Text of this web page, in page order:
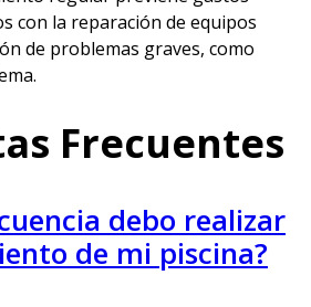
con la reparación de equipos
de problemas graves, como
Frecuentes
debo realizar
de mi piscina?